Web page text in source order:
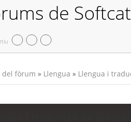
de
del fòrum » Llengua » Llengua i